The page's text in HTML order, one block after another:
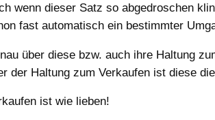
wenn dieser Satz so abgedroschen
fast automatisch ein bestimmter
über diese bzw. auch ihre Haltung
der Haltung zum Verkaufen ist diese
ist wie lieben!